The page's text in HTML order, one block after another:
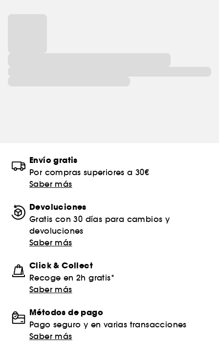
Envío gratis
Por compras superiores a 30€
Saber más
Devoluciones
Gratis con 30 días para cambios y
devoluciones
Saber más
Click & Collect
Recoge en 2h gratis*
Saber más
Métodos de pago
Pago seguro y en varias transacciones
Saber más